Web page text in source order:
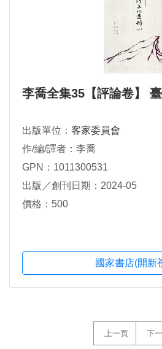
李喬全集35【評論卷】
出版單位： 客家委員會
作/編/譯者：李喬
GPN：1011300531
出版／創刊日期：2024-05
價格：500
國家書店(開新
上一頁 下